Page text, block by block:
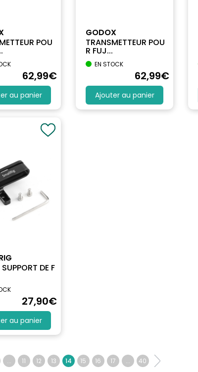
POU
62,99€
au panier
GODOX
TRANSMETTEUR POU
R FUJ...
EN STOCK
62,99€
Ajouter au panier
DE F
27,90€
au panier
... 11 12 13 14 15 16 17 ... 40